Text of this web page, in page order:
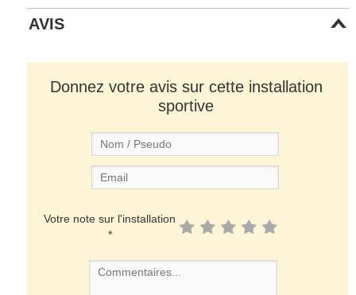
AVIS
Donnez votre avis sur cette installation
sportive
Votre note sur l'installation
*